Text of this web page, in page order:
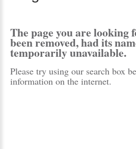
The page you are looking
been removed, had its
temporarily unavailable.
Please try using our search box
information on the internet.